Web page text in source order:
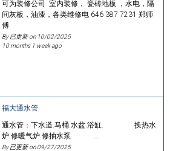
可为装修公司 室内装修， 瓷砖地板 ，水电，隔
间灰板，油漆，各类维修电 646 387 7231 郑师
傅
By 已更新 on 10/02/2025
10 months 1 week ago
福大通水管
通水管：下水道.马桶.水盆.浴缸. 换热水
炉.修暖气炉.修抽水泵 …
By 已更新 on09/27/2025